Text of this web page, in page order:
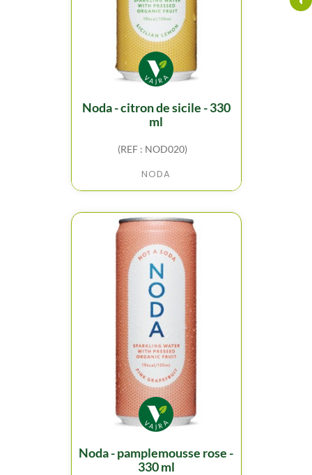
noda - citron de sicile - 330
ml
(REF : NOD020)
NODA
noda - pamplemousse rose -
330 ml